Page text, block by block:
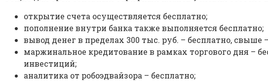
открытие счета осуществляется бесплатно;
пополнение внутри банка также выполняется бесплатно;
вывод денег в пределах 300 тыс. руб. – бесплатно, свыше
маржинальное кредитование в рамках торгового дня –
инвестиций;
аналитика от робоэдвайзора – бесплатно;